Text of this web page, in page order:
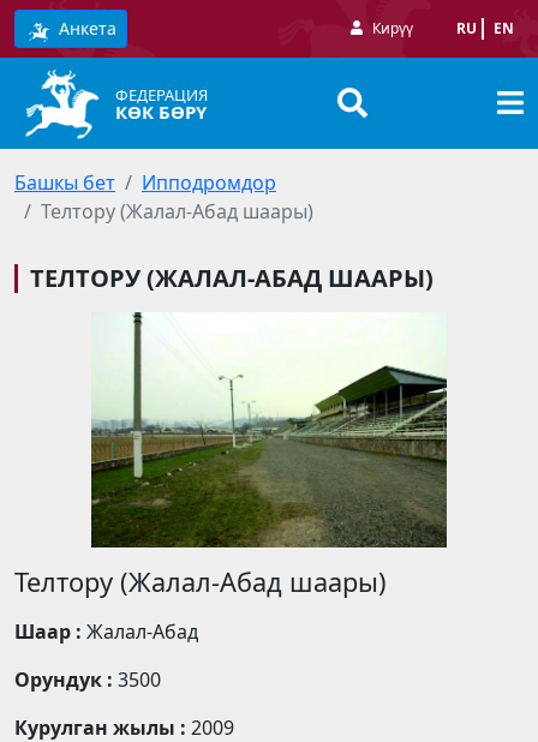
Анкета Кирүү RU EN
ФЕДЕРАЦИЯ
КӨК БӨРҮ
Башкы бет
Ипподромдор
Телтору (Жалал-Абад шаары)
ТЕЛТОРУ (ЖАЛАЛ-АБАД ШААРЫ)
Телтору (Жалал-Абад шаары)
Шаар : Жалал-Абад
Орундук : 3500
Курулган жылы : 2009